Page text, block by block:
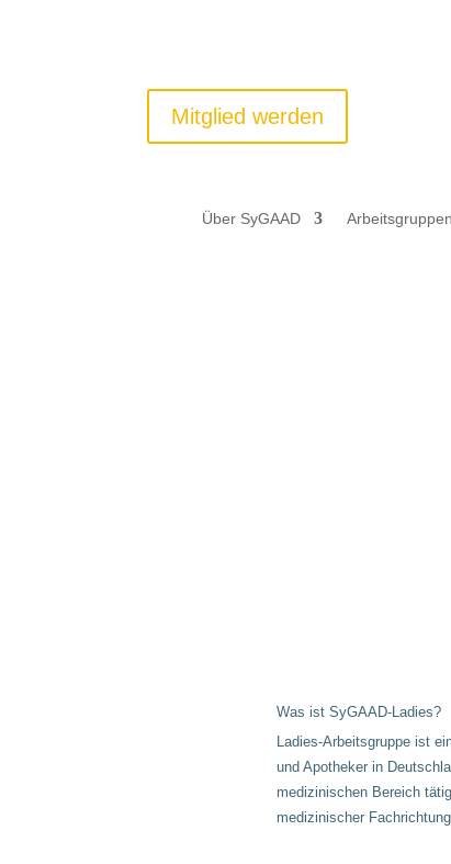
Mitglied werden
Über SyGAAD Arbeitsgruppen
Was ist SyGAAD-Ladies?
Ladies-Arbeitsgruppe ist
und Apotheker in
medizinischen Bereich
medizinischer